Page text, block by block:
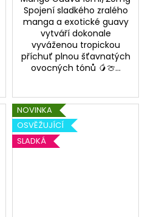
Spojení sladkého zralého
manga a exotické guavy
vytváří dokonale
vyváženou tropickou
příchuť plnou šťavnatých
ovocných tónů 🥭🍈...
NOVINKA
OSVĚŽUJÍCÍ
SLADKÁ